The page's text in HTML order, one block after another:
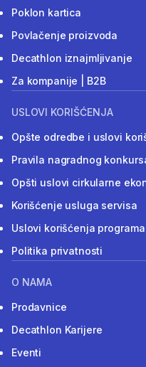
Poklon kartica
Povlačenje proizvoda
Decathlon iznajmljivanje
Za kompanije | B2B
USLOVI KORIŠĆENJA
Opšte odredbe i uslovi
Pravila nagradnog
Opšti uslovi cirkularne
Korišćenje usluga servisa
Uslovi korišćenja
Politika privatnosti
O NAMA
Prodavnice
Decathlon Karijere
Eventi